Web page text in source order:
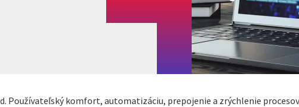
komfort, automatizáciu, prepojenie a zrýchlenie